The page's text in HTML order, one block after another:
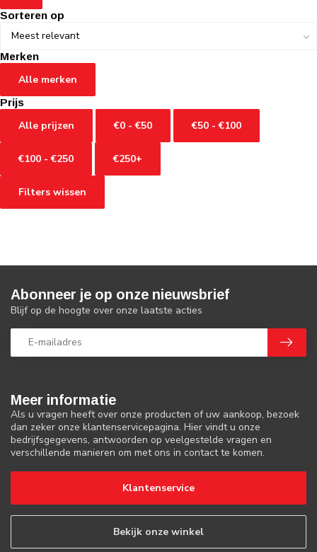
Sorteren op
Merken
Alle merken
Prijs
Alle prijzen €0 - €50 €50 - €100
€100 - €250 €250+
Filters wissen
Meer informatie
Als u vragen heeft over onze producten of uw aankoop, bezoek
dan zeker onze klantenservicepagina. Hier vindt u onze
bedrijfsgegevens, antwoorden op veelgestelde vragen en
verschillende manieren om met ons in contact te komen.
Klantenservice
Bekijk onze winkel
Abonneer je op onze nieuwsbrief
Blijf op de hoogte over onze laatste acties